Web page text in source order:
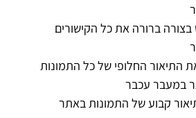
ברורה את כל הקישורים
התיאור החלופי של כל התמונות
במעבר עכבר
קבוע של התמונות באתר